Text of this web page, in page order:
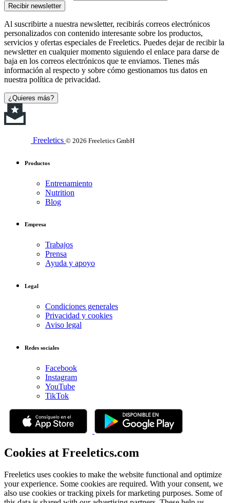
Recibir newsletter
Al suscribirte a nuestra newsletter, recibirás correos electrónicos
personalizados con contenido interesante sobre los productos,
servicios y ofertas especiales de Freeletics. Puedes dejar de recibir la
newsletter en cualquier momento siguiendo el enlace para darse de
baja en los correos electrónicos que te enviamos. Tienes más
información al respecto y sobre cómo gestionamos tus datos en
nuestra política de privacidad.
¿Quieres más?
Freeletics © 2026 Freeletics GmbH
Productos
Entrenamiento
Nutrition
Blog
Empresa
Trabajos
Prensa
Ayuda y apoyo
Legal
Condiciones generales
Privacidad y cookies
Aviso legal
Redes sociales
Facebook
Instagram
YouTube
TikTok
Cookies at Freeletics.com
Freeletics uses cookies to make the website functional and optimize
your experience. Some cookies are required. With your consent, we
also use cookies or tracking pixels for marketing purposes. Some of